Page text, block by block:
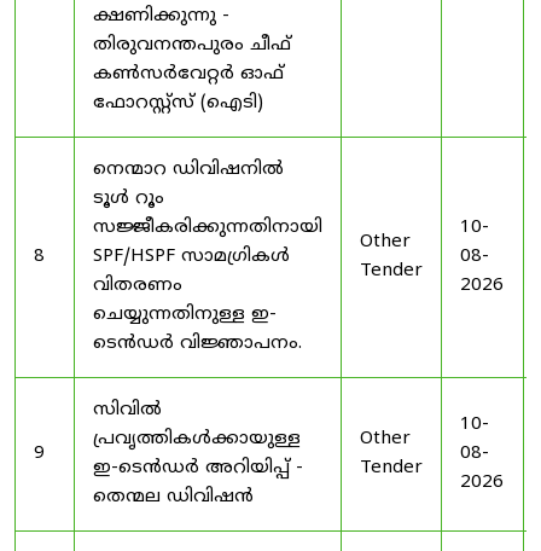
ക്ഷണിക്കുന്നു -
തിരുവനന്തപുരം ചീഫ്
കൺസർവേറ്റർ ഓഫ്
ഫോറസ്റ്റ്സ് (ഐടി)
8
നെന്മാറ ഡിവിഷനിൽ
ടൂൾ റൂം
സജ്ജീകരിക്കുന്നതിനായി
SPF/HSPF സാമഗ്രികൾ
വിതരണം
ചെയ്യുന്നതിനുള്ള ഇ-
ടെൻഡർ വിജ്ഞാപനം.
Other
Tender
10-
08-
2026
9
സിവിൽ
പ്രവൃത്തികൾക്കായുള്ള
ഇ-ടെൻഡർ അറിയിപ്പ് -
തെന്മല ഡിവിഷൻ
Other
Tender
10-
08-
2026